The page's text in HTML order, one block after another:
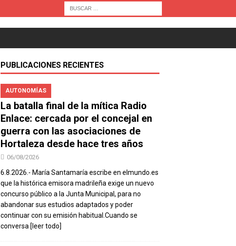
PUBLICACIONES RECIENTES
AUTONOMÍAS
La batalla final de la mítica Radio
Enlace: cercada por el concejal en
guerra con las asociaciones de
Hortaleza desde hace tres años
06/08/2026
6.8.2026.- María Santamaría escribe en elmundo.es
que la histórica emisora madrileña exige un nuevo
concurso público a la Junta Municipal, para no
abandonar sus estudios adaptados y poder
continuar con su emisión habitual.Cuando se
conversa [leer todo]